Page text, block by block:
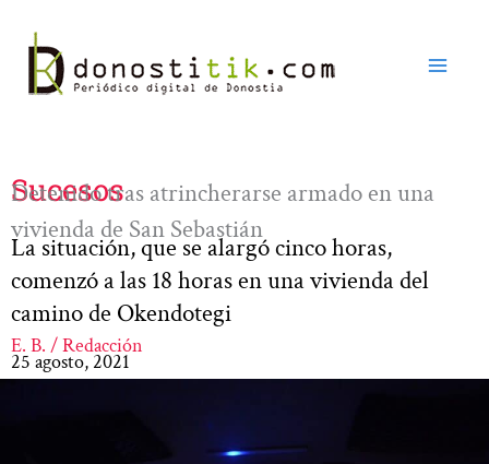
contenido
Sucesos
Detenido tras atrincherarse armado en una
vivienda de San Sebastián
La situación, que se alargó cinco horas,
comenzó a las 18 horas en una vivienda del
camino de Okendotegi
E. B. / Redacción
25 agosto, 2021